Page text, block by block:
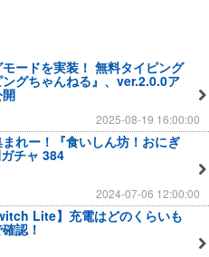
ードを実装！ 無料タイピング
グちゃんねる』、ver.2.0.0ア
2025-08-19 16:00:00
れー！『食いしん坊！おにぎ
チャ 384
2024-07-06 12:00:00
Lite】充電はどのくらいも
認！